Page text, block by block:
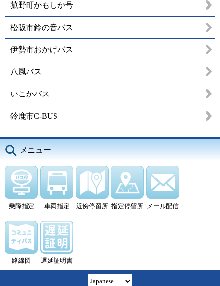
菰野町かもしか号
松阪市鈴の音バス
伊勢市おかげバス
八風バス
いこかバス
鈴鹿市C-BUS
メニュー
乗降指定 車両指定 近傍停留所 指定停留所 メール配信
路線図 遅延証明書